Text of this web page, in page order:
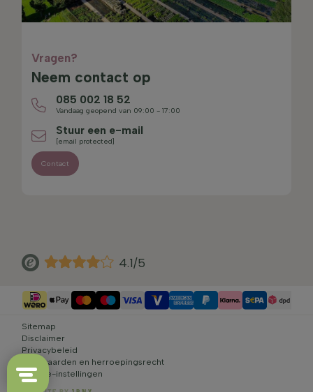
Vragen?
Neem contact op
085 002 18 52
Vandaag geopend van 09:00 - 17:00
Stuur een e-mail
[email protected]
Contact
4.1/5
Sitemap
Disclaimer
Privacybeleid
Voorwaarden en herroepingsrecht
Cookie-instellingen